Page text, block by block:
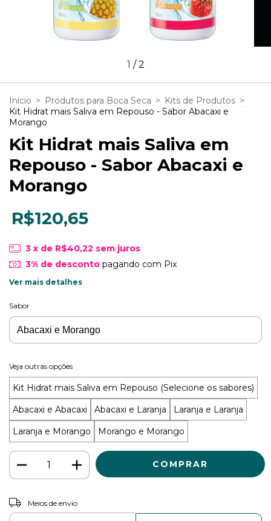
1 /2
Início > Produtos para Boca Seca > Kits de Produtos >
Kit Hidrat mais Saliva em Repouso - Sabor Abacaxi e
Morango
Kit Hidrat mais Saliva em
Repouso - Sabor Abacaxi e
Morango
R$120,65
3 x de R$40,22 sem juros
3% de descontopagando com Pix
Ver mais detalhes
Sabor
Veja outras opções
Kit Hidrat mais Saliva em Repouso (Selecione os sabores)
Abacaxi e Abacaxi
Abacaxi e Laranja
Laranja e Laranja
Laranja e Morango
Morango e Morango
Entregas para o CEP:
Meios de envio